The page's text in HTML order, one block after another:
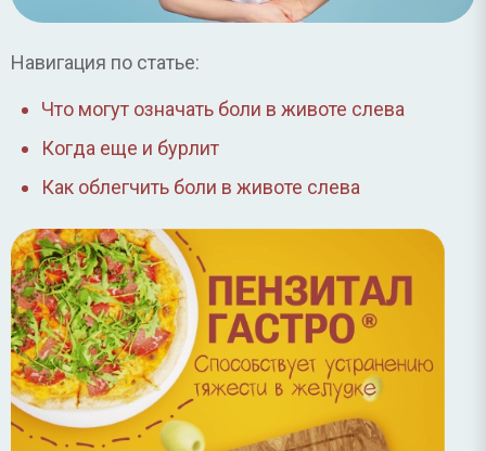
Навигация по статье:
Что могут означать боли в животе слева
Когда еще и бурлит
Как облегчить боли в животе слева